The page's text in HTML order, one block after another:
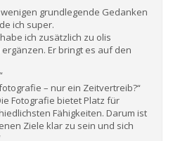
grundlegende Gedanken
ich super.
ich zusätzlich zu olis
Er bringt es auf den
– nur ein Zeitvertreib?“
Fotografie bietet Platz für
Fähigkeiten. Darum ist
Ziele klar zu sein und sich